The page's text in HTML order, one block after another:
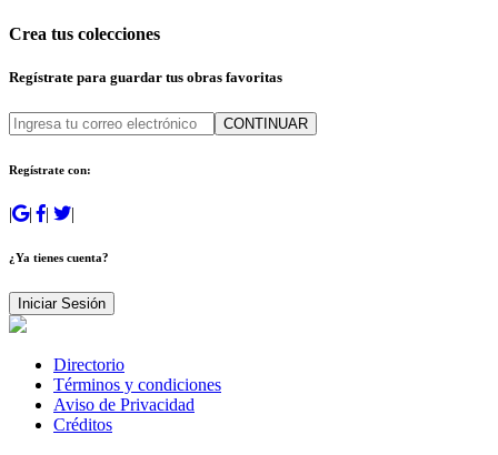
Crea tus colecciones
Regístrate para guardar tus obras favoritas
CONTINUAR
Regístrate con:
| | | |
¿Ya tienes cuenta?
Iniciar Sesión
Directorio
Términos y condiciones
Aviso de Privacidad
Créditos